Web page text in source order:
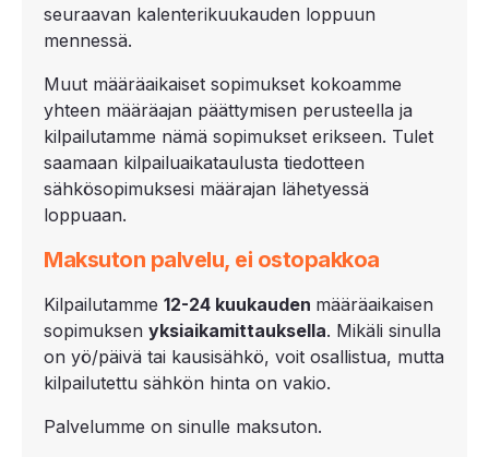
seuraavan kalenterikuukauden loppuun
mennessä.
Muut määräaikaiset sopimukset kokoamme
yhteen määräajan päättymisen perusteella ja
kilpailutamme nämä sopimukset erikseen. Tulet
saamaan kilpailuaikataulusta tiedotteen
sähkösopimuksesi määrajan lähetyessä
loppuaan.
Maksuton palvelu, ei ostopakkoa
Kilpailutamme 12-24 kuukauden määräaikaisen
sopimuksen yksiaikamittauksella. Mikäli sinulla
on yö/päivä tai kausisähkö, voit osallistua, mutta
kilpailutettu sähkön hinta on vakio.
Palvelumme on sinulle maksuton.